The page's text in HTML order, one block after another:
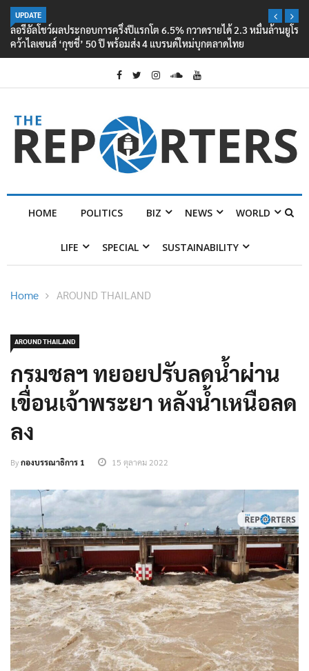
UPDATE
ลอรีอัลโชว์ผลประกอบการครึ่งปีแรกโต 6.5% กวาดรายได้ 2.3 หมื่นล้านยูโร
คว้าไลเซนส์ ‘กุชชี่’ 50 ปี พร้อมส่ง 4 แบรนด์ใหม่บุกตลาดไทย
HOME POLITICS BIZ NEWS WORLD
LIFE SPECIAL SUSTAINABILITY
Home AROUND THAILAND
AROUND THAILAND
กรมชลฯ ทยอยปรับลดน้ำผ่าน
เขื่อนเจ้าพระยา หลังน้ำเหนือลด
ลง
Byกองบรรณาธิการ 1 15 ตุลาคม 2022